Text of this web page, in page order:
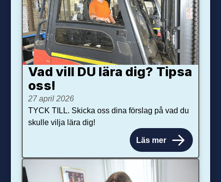
Vad vill DU lära dig? Tipsa
oss!
27 april 2026
TYCK TILL. Skicka oss dina förslag på vad du
skulle vilja lära dig!
Läs mer